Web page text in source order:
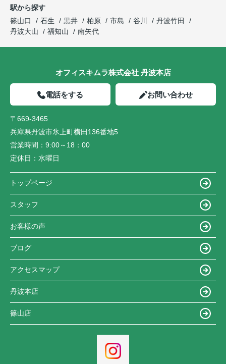
駅から探す
篠山口
石生 黒井 柏原 市島 谷川
丹波竹田
丹波大山
福知山 南矢代
オフィスキムラ株式会社 丹波本店
電話をする お問い合わせ
〒669-3465
兵庫県丹波市氷上町横田136番地5
営業時間： 9:00～18：00
定休日： 水曜日
トップページ
スタッフ
お客様の声
ブログ
アクセスマップ
丹波本店
篠山店